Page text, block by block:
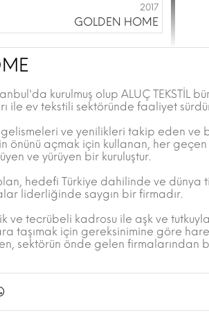
2017
GOLDEN HOME
kurulmuş olup ALUÇ TEKSTİL
ile ev tekstili sektöründe faaliyet
ve yenilikleri takip eden ve
önünü açmak için kullanan, her geçen
ve yürüyen bir kuruluştur.
hedefi Türkiye dahilinde ve dünya
liderliğinde saygın bir firmadır.
ve tecrübeli kadrosu ile aşk ve
taşımak için gereksinimine göre
sektörün önde gelen firmalarından